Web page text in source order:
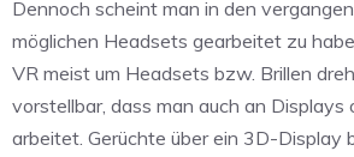
Dennoch scheint man in den
möglichen Headsets gearbeitet zu
VR meist um Headsets bzw. Brillen
vorstellbar, dass man auch an Displays
arbeitet. Gerüchte über ein 3D-Display